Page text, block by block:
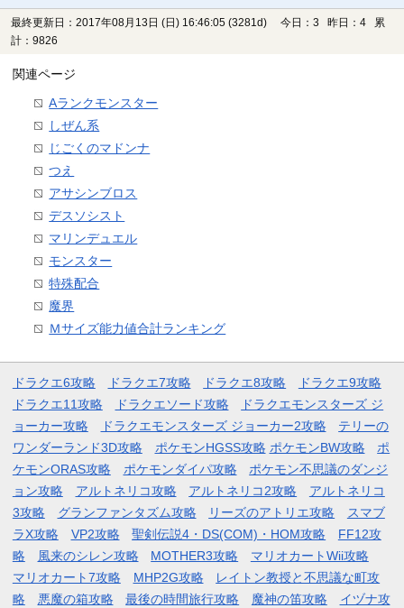
最終更新日：2017年08月13日 (日) 16:46:05 (3281d)
今日：3 昨日：4 累
計：9826
関連ページ
Aランクモンスター
しぜん系
じごくのマドンナ
つえ
アサシンブロス
デスソシスト
マリンデュエル
モンスター
特殊配合
魔界
Ｍサイズ能力値合計ランキング
ドラクエ6攻略 ドラクエ7攻略 ドラクエ8攻略
ドラクエ9攻略
ドラクエ11攻略
ドラクエソード攻略
ドラクエモンスターズ ジ
ョーカー攻略
ドラクエモンスターズ ジョーカー2攻略
テリーの
ワンダーランド3D攻略
ポケモンHGSS攻略 ポケモンBW攻略
ポ
ケモンORAS攻略
ポケモンダイパ攻略
ポケモン不思議のダンジ
ョン攻略
アルトネリコ攻略 アルトネリコ2攻略
アルトネリコ
3攻略
グランファンタズム攻略 リーズのアトリエ攻略
スマブ
ラX攻略
VP2攻略 聖剣伝説4・DS(COM)・HOM攻略
FF12攻
略
風来のシレン攻略 MOTHER3攻略
マリオカートWii攻略
マリオカート7攻略
MHP2G攻略
レイトン教授と不思議な町攻
略
悪魔の箱攻略 最後の時間旅行攻略 魔神の笛攻略 イヅナ攻